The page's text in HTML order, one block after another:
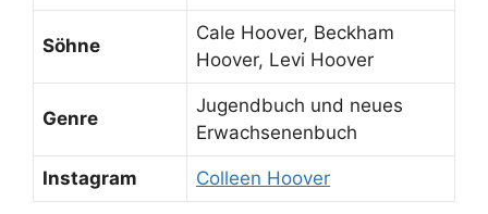
Söhne
Cale Hoover, Beckham
Hoover, Levi Hoover
Genre
Jugendbuch und neues
Erwachsenenbuch
Instagram Colleen Hoover